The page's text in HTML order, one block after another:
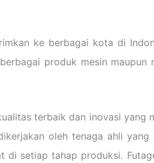
ke berbagai kota di
produk mesin
terbaik dan inovasi
oleh tenaga ahli
di setiap tahap produksi.